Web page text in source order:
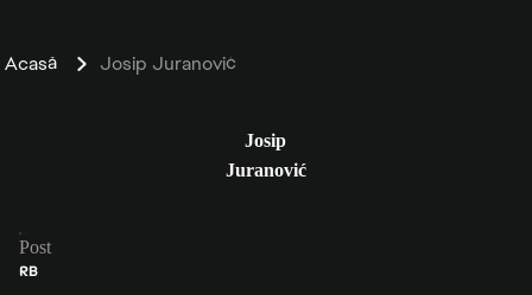
Acasă Josip Juranović
Josip
Juranović
Post
RB